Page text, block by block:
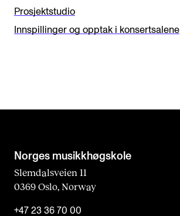
f
i
n
k
Prosjektstudio
Innspillinger og opptak i konsertsalene
Norges musikk­høgskole
Slemdalsveien 11
0369 Oslo, Norway
+47 23 36 70 00